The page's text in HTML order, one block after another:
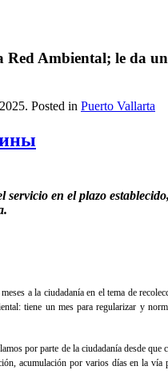
Ambiental; le da
. Posted in Puerto Vallarta
en el plazo
a la ciudadanía en el tema de
tiene un mes para regularizar y
por parte de la ciudadanía desde que
acumulación por varios días en la